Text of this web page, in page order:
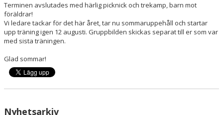
Terminen avslutades med härlig picknick och trekamp, barn mot
föräldrar!
Vi ledare tackar för det här året, tar nu sommaruppehåll och startar
upp träning igen 12 augusti. Gruppbilden skickas separat till er som var
med sista träningen.
Glad sommar!
Nyhetsarkiv